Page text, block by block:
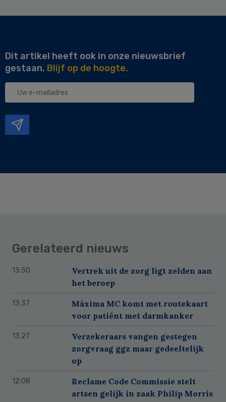
Dit artikel heeft ook in onze nieuwsbrief
gestaan. Blijf op de hoogte.
Uw
Gerelateerd nieuws
13:50
Vertrek uit de zorg ligt zelden aan
het beroep
13:37
Máxima MC komt met routekaart
voor patiënt met darmkanker
13:27
Verzekeraars vangen gestegen
zorgvraag ggz maar gedeeltelijk
op
12:08
Reclame Code Commissie stelt
artsen gelijk in zaak Philip Morris